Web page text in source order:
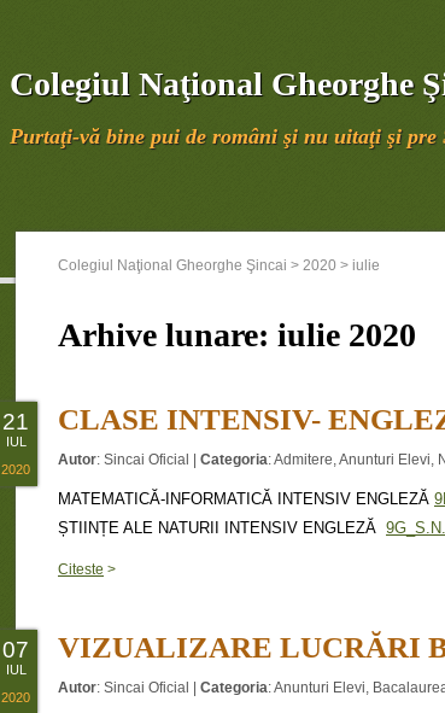
Colegiul Naţional Gheorghe
Purtaţi-vă bine pui de români şi nu uitaţi şi pre
Colegiul Naţional Gheorghe Şincai > 2020 > iulie
Arhive lunare: iulie 2020
CLASE INTENSIV-
Autor: Sincai Oficial Categoria:Admitere,Anunturi Elevi,
MATEMATICĂ-INFORMATICĂ INTENSIV ENGLEZĂ
ȘTIINȚE ALE NATURII INTENSIV ENGLEZĂ
Citeste >
21
IUL
2020
VIZUALIZARE LUCRĂRI
Autor: Sincai Oficial Categoria:Anunturi Elevi,
07
IUL
2020